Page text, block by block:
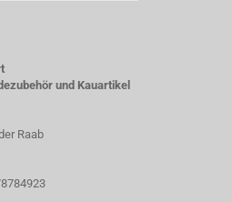
und Kauartikel
Raab